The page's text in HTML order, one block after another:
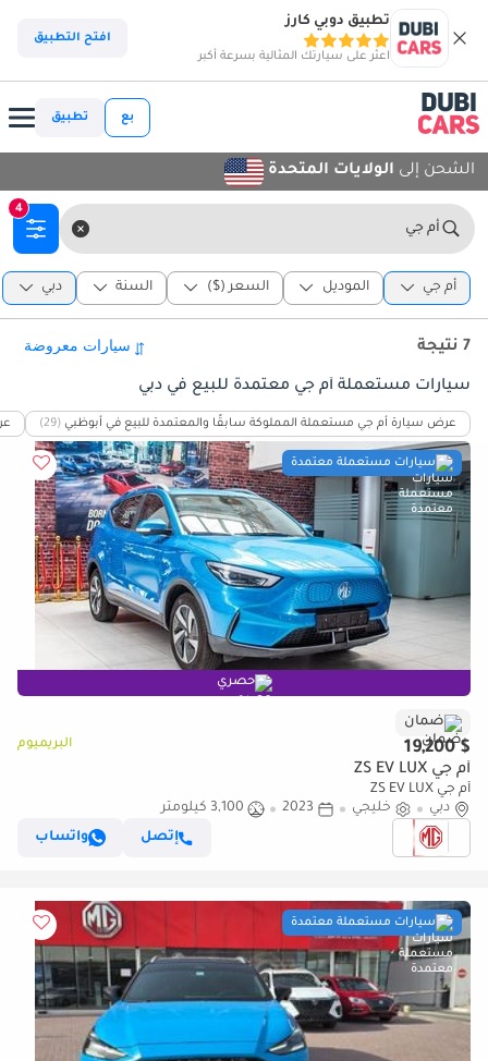
تطبيق دوبي كارز
اعثر على سيارتك المثالية بسرعة أكبر
افتح التطبيق
بع تطبيق
الشحن إلى الولايات المتحدة
أم جي
4
أم جي الموديل السعر ($) السنة دبي
7 نتيجة
سيارات مستعملة أم جي معتمدة للبيع في دبي
عرض سيارة أم جي مستعملة المملوكة سابقًا والمعتمدة للبيع في أبوظبي (29)
سيارات مستعملة معتمدة
حصري
ضمان
$ 19,200 البريميوم
أم جي ZS EV LUX
أم جي ZS EV LUX
دبي
خليجي 2023
3,100 كيلومتر
إتصل
واتساب
سيارات مستعملة معتمدة